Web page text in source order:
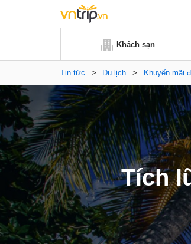
Khách sạn
Tin tức > Du lịch > Khuyến mãi
Tích